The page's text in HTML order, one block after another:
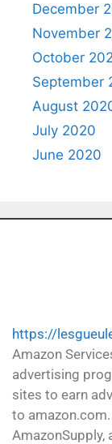
December
November
October
September
August
July 2020
June 2020
https://
Amazon
advertising
sites to earn
to
AmazonSupply,